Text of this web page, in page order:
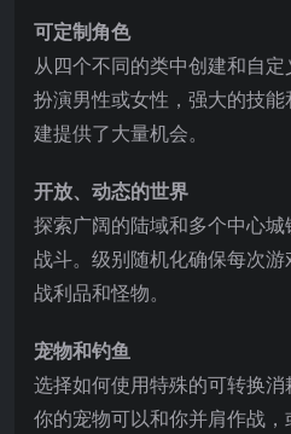
可定制角色
从四个不同的类中创建和自
扮演男性或女性，强大的技
建提供了大量机会。
开放、动态的世界
探索广阔的陆域和多个中心
战斗。级别随机化确保每次游
战利品和怪物。
宠物和钓鱼
选择如何使用特殊的可转换消
你的宠物可以和你并肩作战